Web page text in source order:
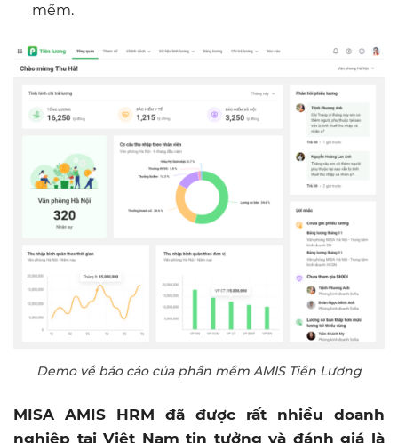
mềm.
Demo về báo cáo của phần mềm AMIS Tiền Lương
MISA AMIS HRM đã được rất nhiều doanh
nghiệp tại Việt Nam tin tưởng và đánh giá là